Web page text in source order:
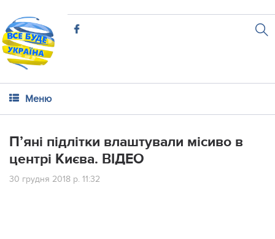
Меню
П’яні підлітки влаштували місиво в
центрі Києва. ВІДЕО
30 грудня 2018 р. 11:32